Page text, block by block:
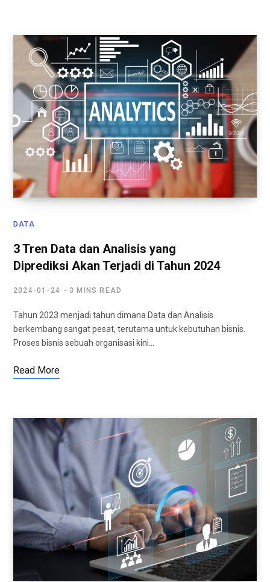
DATA
3 Tren Data dan Analisis yang
Diprediksi Akan Terjadi di Tahun 2024
2024-01-24 3 MINS READ
Tahun 2023 menjadi tahun dimana Data dan Analisis
berkembang sangat pesat, terutama untuk kebutuhan bisnis.
Proses bisnis sebuah organisasi kini…
Read More